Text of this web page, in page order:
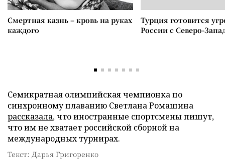
Смертная казнь – кровь на руках
каждого
Турция готовится
России с Северо-
Семикратная олимпийская чемпионка по
синхронному плаванию Светлана Ромашина
рассказала, что иностранные спортсмены пишут,
что им не хватает российской сборной на
международных турнирах.
Текст: Дарья Григоренко